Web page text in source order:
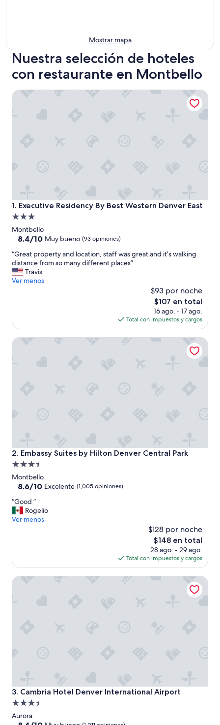
Mostrar mapa
Nuestra selección de hoteles
con restaurante en Montbello
1. Executive Residency By Best Western Denver East
Executive Residency By Best Western Denver East
Propiedad
de
3.0
Montbello
8.4
10,
Muy
bueno,
(93
8.4/10 Muy bueno (93 opiniones)
“
G
r
e
o
e
i
o
n
,
a
f
r
a
k
i
n
g
“Great property and location, staff was great and it’s walking
distance from so many different places”
Travis
Ver menos
$93 por noche
El
precio
actual
es
de
$107 en total
16 ago. - 17 ago.
Total con impuestos y cargos
Executive Residency By Best Western Denver East
2. Embassy Suites by Hilton Denver Central Park
Embassy Suites by Hilton Denver Central Park
Propiedad
de
3.5
Montbello
8.6
10,
Excelente,
(1,005
8.6/10 Excelente (1,005 opiniones)
“
G
o
“Good ”
Rogelio
Ver menos
$128 por noche
El
precio
actual
es
de
$148 en total
28 ago. - 29 ago.
Total con impuestos y cargos
Embassy Suites by Hilton Denver Central Park
3. Cambria Hotel Denver International Airport
Cambria Hotel Denver International Airport
Propiedad
de
Aurora
Cambria Hotel Denver International Airport